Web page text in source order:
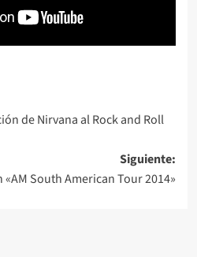
de Nirvana al Rock and Roll
Siguiente:
South American Tour 2014»